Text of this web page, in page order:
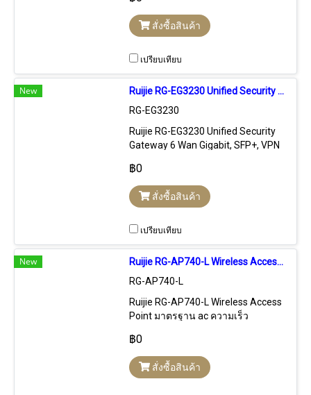
รองรับ 2,000 Users
สั่งซื้อสินค้า
เปรียบเทียบ
New
Ruijie RG-EG3230 Unified Security Gateway 6 Wan Gigabit, VPN, Firewall, L7 DPI
RG-EG3230
Ruijie RG-EG3230 Unified Security
Gateway 6 Wan Gigabit, SFP+, VPN
รองรับ 1,000 Users
฿0
สั่งซื้อสินค้า
เปรียบเทียบ
New
Ruijie RG-AP740-L Wireless Access Point ac MU-MIMO Wave 2, 2.966Gbps Port Gigabit, Cloud Control
RG-AP740-L
Ruijie RG-AP740-L Wireless Access
Point มาตรฐาน ac ความเร็ว
Wave 2, Port Lan Gigabit, รองรับการ
Control แบบ Stanalone, Free Cloud
Control, Hardware Control
฿0
สั่งซื้อสินค้า